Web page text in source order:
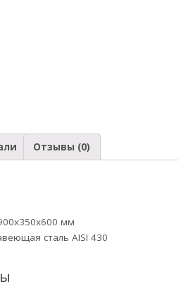
Отзывы (0)
мм
сталь AISI 430